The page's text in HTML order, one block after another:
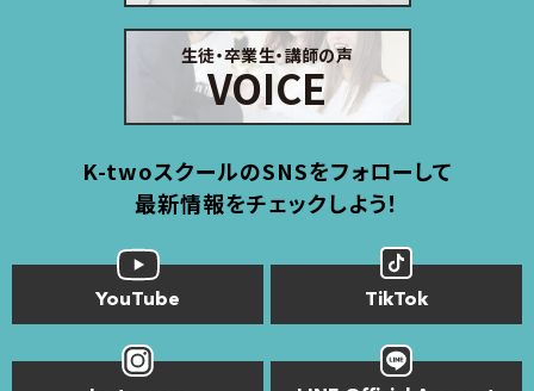
生徒・卒業生・講師の声
VOICE
K-twoスクールのSNSをフォローして
最新情報をチェックしよう！
YouTube TikTok